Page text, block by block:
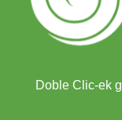
Doble Clic-ek